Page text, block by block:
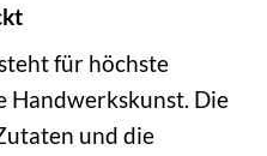
für höchste
Die
und die